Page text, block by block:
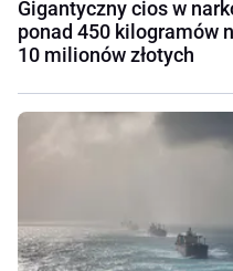
Gigantyczny cios w
ponad 450 kilogramów
10 milionów złotych